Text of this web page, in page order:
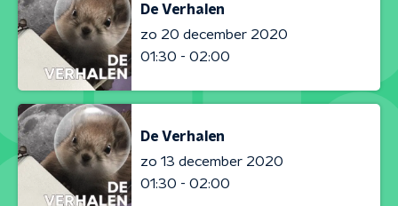
De Verhalen
zo 20 december 2020
01:30 - 02:00
De Verhalen
zo 13 december 2020
01:30 - 02:00